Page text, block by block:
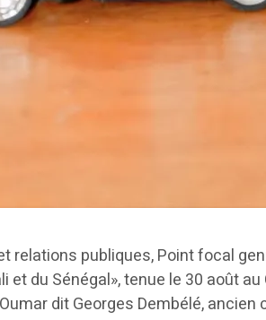
publiques, Point focal
et du Sénégal», tenue le 30 août
dit Georges Dembélé,